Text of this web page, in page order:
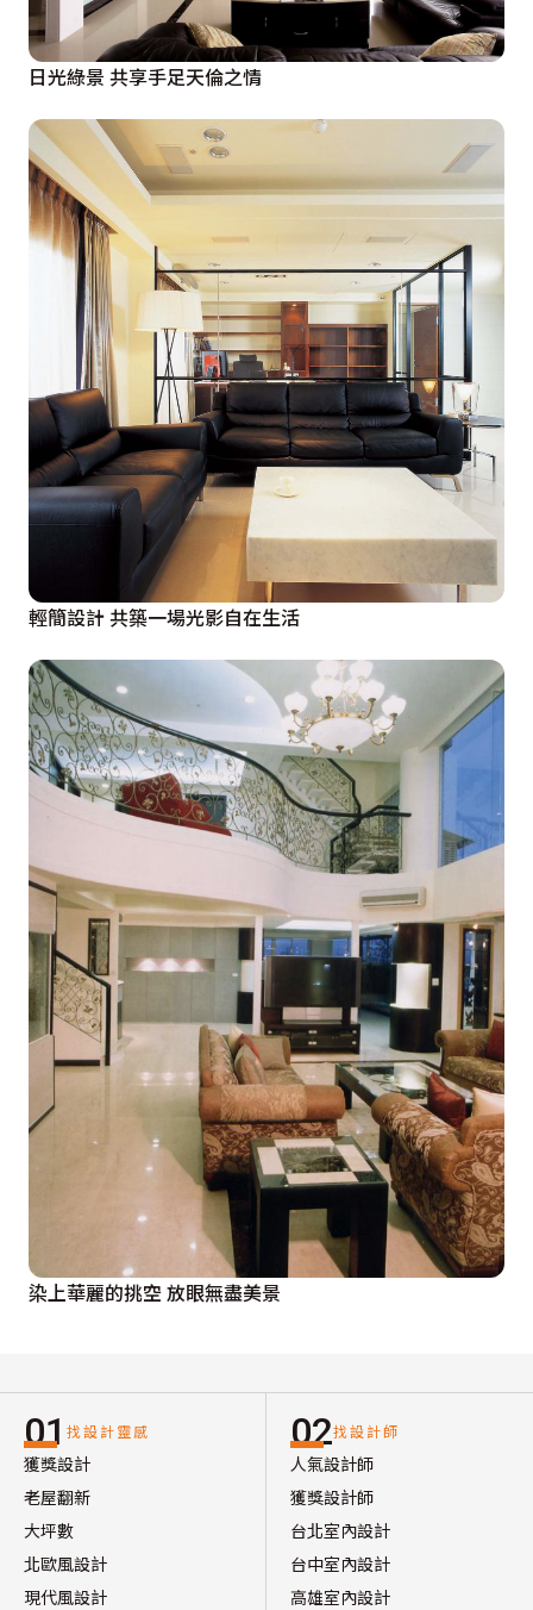
日光綠景 共享手足天倫之情
輕簡設計 共築一場光影自在生活
染上華麗的挑空 放眼無盡美景
01 找設計靈感
獲獎設計
老屋翻新
大坪數
北歐風設計
現代風設計
02找設計師
人氣設計師
獲獎設計師
台北室內設計
台中室內設計
高雄室內設計